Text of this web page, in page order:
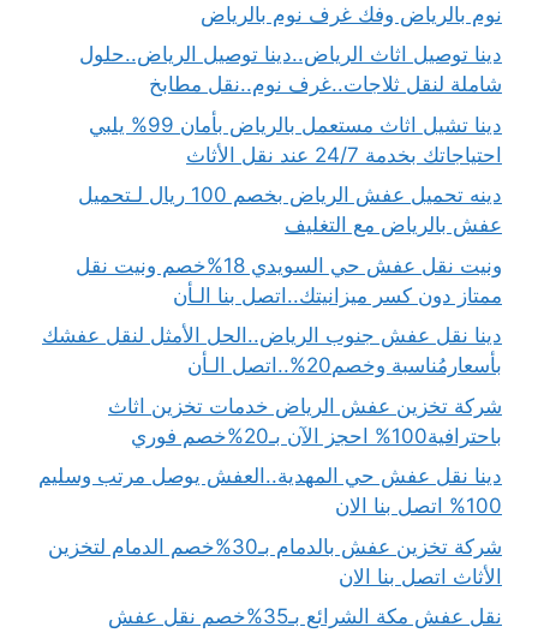
نوم بالرياض وفك غرف نوم بالرياض
دينا توصيل اثاث الرياض..دينا توصيل الرياض..حلول
شاملة لنقل ثلاجات..غرف نوم..نقل مطابخ
دينا تشيل اثاث مستعمل بالرياض بأمان 99% يلبي
احتياجاتك بخدمة 24/7 عند نقل الأثاث
دينه تحميل عفش الرياض بخصم 100 ريال لـتحميل
عفش بالرياض مع التغليف
ونيت نقل عفش حي السويدي 18%خصم ونيت نقل
ممتاز دون كسر ميزانيتك..اتصل بنا الـأن
دينا نقل عفش جنوب الرياض..الحل الأمثل لنقل عفشك
بأسعارمُناسبة وخصم20%..اتصل الـأن
شركة تخزين عفش الرياض خدمات تخزين اثاث
باحترافية100% احجز الآن بـ20%خصم فوري
دينا نقل عفش حي المهدية..العفش يوصل مرتب وسليم
100% اتصل بنا الان
شركة تخزين عفش بالدمام بـ30%خصم الدمام لتخزين
الأثاث اتصل بنا الان
نقل عفش مكة الشرائع بـ35%خصم نقل عفش